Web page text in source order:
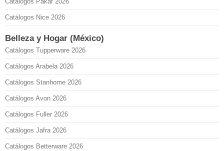
Catálogos Nice 2026
Belleza y Hogar (México)
Catálogos Tupperware 2026
Catálogos Arabela 2026
Catálogos Stanhome 2026
Catálogos Avon 2026
Catálogos Fuller 2026
Catálogos Jafra 2026
Catálogos Betterware 2026